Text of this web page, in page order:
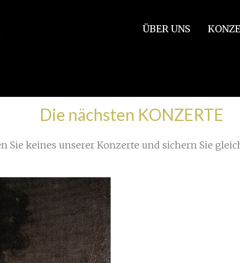
ÜBER UNS
Die nächsten KONZERTE
Sie keines unserer Konzerte und sichern Sie